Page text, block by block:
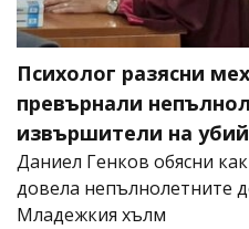
Психолог разясни
превърнали
извършители на
Даниел Генков обясни
довела непълнолетните
Младежкия хълм